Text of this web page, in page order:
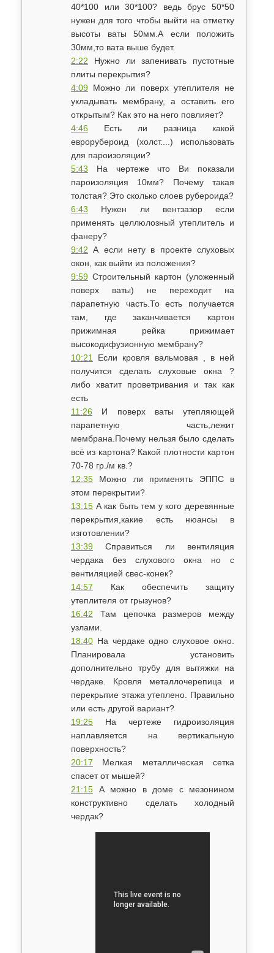
40*100 или 30*100? ведь брус 50*50
нужен для того чтобы выйти на отметку
высоты ваты 50мм.А если положить
30мм,то вата выше будет.
2:22 Нужно ли запенивать пустотные
плиты перекрытия?
4:09 Можно ли поверх утеплителя не
укладывать мембрану, а оставить его
открытым? Как это на него повлияет?
4:46 Есть ли разница какой
еврорубероид (холст....) использовать
для пароизоляции?
5:43 На чертеже что Ви показали
пароизоляция 10мм? Почему такая
толстая? Это сколько слоев рубероида?
6:43 Нужен ли вентзазор если
применять целлюлозный утеплитель и
фанеру?
9:42 А если нету в проекте слуховых
окон, как выйти из положения?
9:59 Строительный картон (уложенный
поверх ваты) не переходит на
парапетную часть.То есть получается
там, где заканчивается картон
прижимная рейка прижимает
высокодифузионную мембрану?
10:21
Если кровля вальмовая , в ней
получится сделать слуховые окна ?
либо хватит проветривания и так как
есть
11:26 ​И поверх ваты утепляющей
парапетную часть,лежит
мембрана.Почему нельзя было сделать
всё из картона? Какой плотности картон
70-78 гр./м кв.?
12:35 ​Можно ли применять ЭППС в
этом перекрытии?
13:15 А как быть тем у кого деревянные
перекрытия,какие есть нюансы в
изготовлении?
13:39 Справиться ли вентиляция
чердака без слухового окна но с
вентиляцией свес-конек?
14:57 Как обеспечить защиту
утеплителя от грызунов?
16:42 Там цепочка размеров между
узлами.
18:40 На чердаке одно слуховое окно.
Планировала установить
дополнительно трубу для вытяжки на
чердаке. Кровля металлочерепица и
перекрытие этажа утеплено. Правильно
или есть другой вариант?
19:25 На чертеже гидроизоляция
наплавляется на вертикальную
поверхность?
20:17 Мелкая металлическая сетка
спасет от мышей?
21:15 А можно в доме с мезонином
конструктивно сделать холодный
чердак?